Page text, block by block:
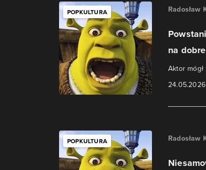
POPKULTURA Radosław
na dobre
Aktor
24.05.2026
POPKULTURA Radosław